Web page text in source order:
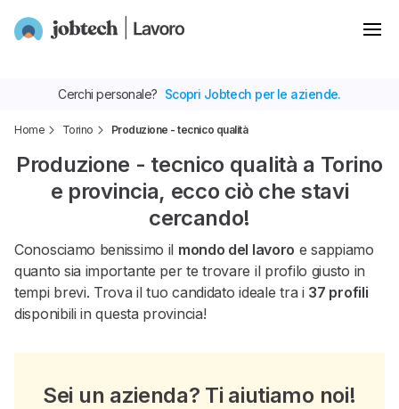
Home Torino Produzione - tecnico qualità
Produzione - tecnico qualità a Torino
e provincia, ecco ciò che stavi
cercando!
Conosciamo benissimo il mondo del lavoro e sappiamo
quanto sia importante per te trovare il profilo giusto in
tempi brevi. Trova il tuo candidato ideale tra i 37 profili
disponibili in questa provincia!
Sei un azienda? Ti aiutiamo noi!
Cerchi personale? Scopri Jobtech per le aziende.